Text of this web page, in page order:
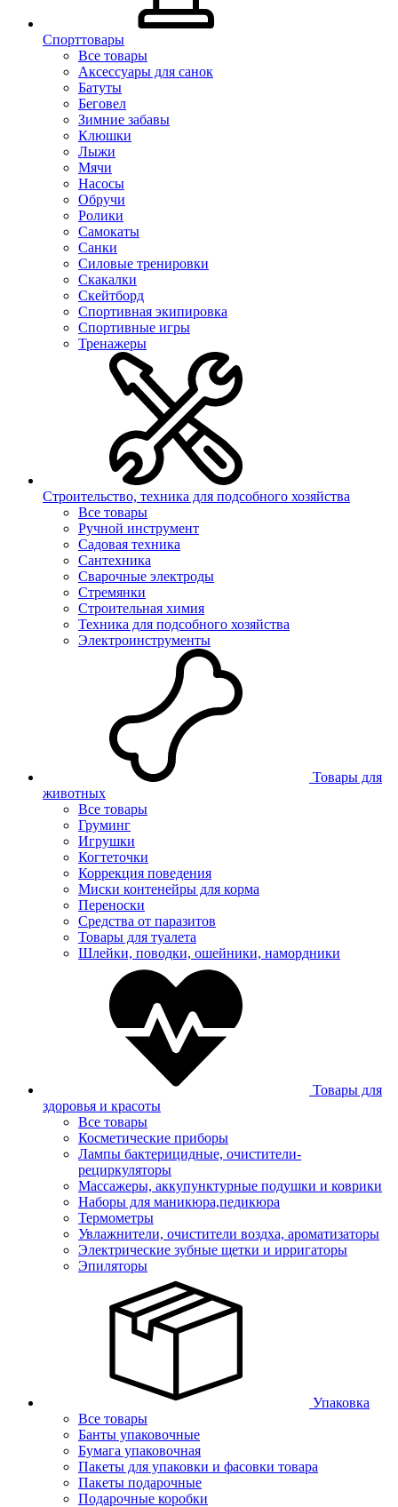
Спорттовары
Все товары
Аксессуары для санок
Батуты
Беговел
Зимние забавы
Клюшки
Лыжи
Мячи
Насосы
Обручи
Ролики
Самокаты
Санки
Силовые тренировки
Скакалки
Скейтборд
Спортивная экипировка
Спортивные игры
Тренажеры
Строительство, техника для подсобного хозяйства
Все товары
Ручной инструмент
Садовая техника
Сантехника
Сварочные электроды
Стремянки
Строительная химия
Техника для подсобного хозяйства
Электроинструменты
Товары для
животных
Все товары
Груминг
Игрушки
Когтеточки
Коррекция поведения
Миски контенейры для корма
Переноски
Средства от паразитов
Товары для туалета
Шлейки, поводки, ошейники, намордники
Товары для
здоровья и красоты
Все товары
Косметические приборы
Лампы бактерицидные, очистители-
рециркуляторы
Массажеры, аккупунктурные подушки и коврики
Наборы для маникюра,педикюра
Термометры
Увлажнители, очистители воздха, ароматизаторы
Электрические зубные щетки и ирригаторы
Эпиляторы
Упаковка
Все товары
Банты упаковочные
Бумага упаковочная
Пакеты для упаковки и фасовки товара
Пакеты подарочные
Подарочные коробки